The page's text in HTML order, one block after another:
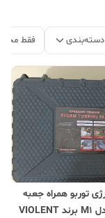
دسته‌بندی فقط
جت فن شارژی توربو همراه جعبه
مخصوص مدل M1 برند VIOLENT